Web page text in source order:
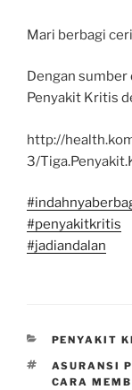
Mari berbagi
Dengan sumber
Penyakit Kritis
http://
3/
#
#penyakitkritis
#jadiandalan
PENYAKIT
TAGS
ASURANSI
CARA